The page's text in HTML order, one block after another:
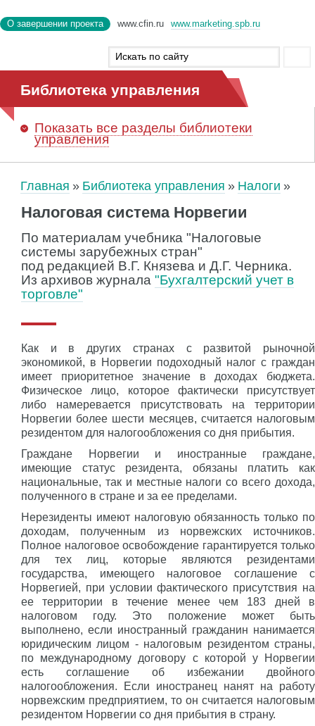
О завершении проекта www.cfin.ru www.marketing.spb.ru
Библиотека управления
Показать все разделы библиотеки
управления
Главная Библиотека управления Налоги
Налоговая система Норвегии
По материалам учебника "Налоговые
системы зарубежных стран"
под редакцией В.Г. Князева и Д.Г. Черника.
Из архивов журнала "Бухгалтерский учет в
торговле"
Как и в других странах с развитой рыночной
экономикой, в Норвегии подоходный налог с граждан
имеет приоритетное значение в доходах бюджета.
Физическое лицо, которое фактически присутствует
либо намеревается присутствовать на территории
Норвегии более шести месяцев, считается налоговым
резидентом для налогообложения со дня прибытия.
Граждане Норвегии и иностранные граждане,
имеющие статус резидента, обязаны платить как
национальные, так и местные налоги со всего дохода,
полученного в стране и за ее пределами.
Нерезиденты имеют налоговую обязанность только по
доходам, полученным из норвежских источников.
Полное налоговое освобождение гарантируется только
для тех лиц, которые являются резидентами
государства, имеющего налоговое соглашение с
Норвегией, при условии фактического присутствия на
ее территории в течение менее чем 183 дней в
налоговом году. Это положение может быть
выполнено, если иностранный гражданин нанимается
юридическим лицом - налоговым резидентом страны,
по международному договору с которой у Норвегии
есть соглашение об избежании двойного
налогообложения. Если иностранец нанят на работу
норвежским предприятием, то он считается налоговым
резидентом Норвегии со дня прибытия в страну.